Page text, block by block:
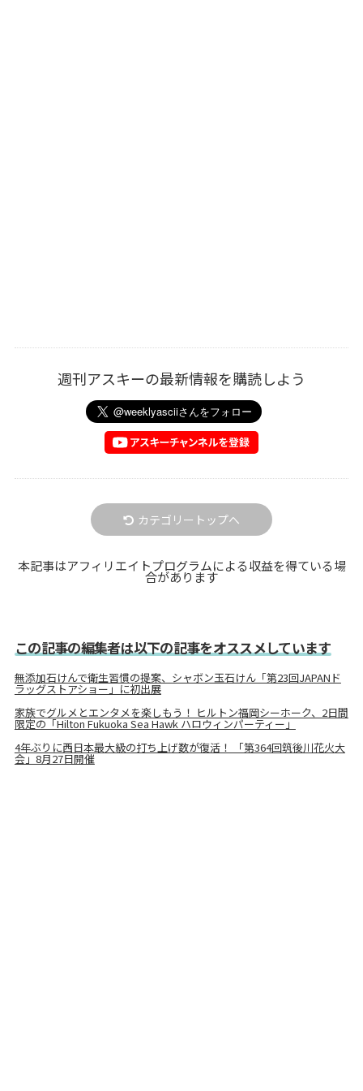
週刊アスキーの最新情報を購読しよう
カテゴリートップへ
本記事はアフィリエイトプログラムによる収益を得ている場
合があります
この記事の編集者は以下の記事をオススメしています
無添加石けんで衛生習慣の提案、シャボン玉石けん「第23回JAPANド
ラッグストアショー」に初出展
家族でグルメとエンタメを楽しもう！ ヒルトン福岡シーホーク、2日間
限定の「Hilton Fukuoka Sea Hawk ハロウィンパーティー」
4年ぶりに西日本最大級の打ち上げ数が復活！ 「第364回筑後川花火大
会」8月27日開催